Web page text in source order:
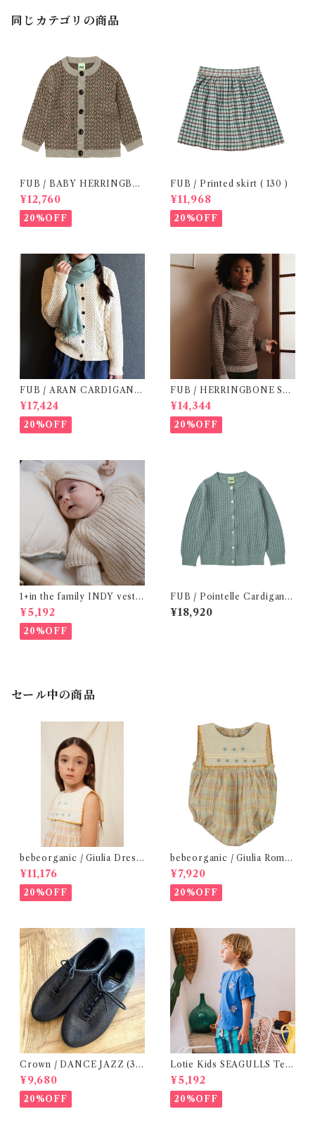
同じカテゴリの商品
FUB / BABY HERRINGBO
NE CARDIGAN (86 / 92 )
¥12,760
20%OFF
FUB / Printed skirt ( 130 )
¥11,968
20%OFF
FUB / ARAN CARDIGAN (
140 / 150 )
¥17,424
20%OFF
FUB / HERRINGBONE SW
EATER( 150 )
¥14,344
20%OFF
1+in the family INDY vest /
ecru (12・24 m )
¥5,192
20%OFF
FUB / Pointelle Cardigan /
Misty green ( 140,150 )
¥18,920
セール中の商品
bebeorganic / Giulia Dress
Lagoon Check (2-6y)
¥11,176
20%OFF
bebeorganic / Giulia Romp
er Lagoon Check( 6・12ｍ)
¥7,920
20%OFF
Crown / DANCE JAZZ (3:2
2cm / 6:24-24,5 ) Black
¥9,680
20%OFF
Lotie Kids SEAGULLS Tee
(12m- 8Y)
¥5,192
20%OFF